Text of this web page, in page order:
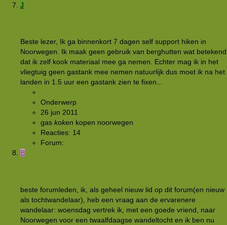
J
Beste lezer, Ik ga binnenkort 7 dagen self support hiken in
Noorwegen. Ik maak geen gebruik van berghutten wat betekend
dat ik zelf kook materiaal mee ga nemen. Echter mag ik in het
vliegtuig geen gastank mee nemen natuurlijk dus moet ik na het
landen in 1.5 uur een gastank zien te fixen...
Onderwerp
26 jun 2011
gas koken kopen noorwegen
Reacties: 14
Forum:
B
beste forumleden, ik, als geheel nieuw lid op dit forum(en nieuw
als tochtwandelaar), heb een vraag aan de ervarenere
wandelaar: woensdag vertrek ik, met een goede vriend, naar
Noorwegen voor een twaalfdaagse wandeltocht en ik ben nu